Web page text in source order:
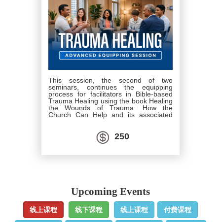
This session, the second of two
seminars, continues the equipping
process for facilitators in Bible-based
Trauma Healing using the book Healing
the Wounds of Trauma: How the
Church Can Help and its associated
some of the best mental health
principles to address spiritual and
war, ethnic conflicts, natural disasters,
Africa, Asia, the Pacific, and the
Americas.
250
Upcoming Events
线上课程 线下课程 线上课程 付费课程